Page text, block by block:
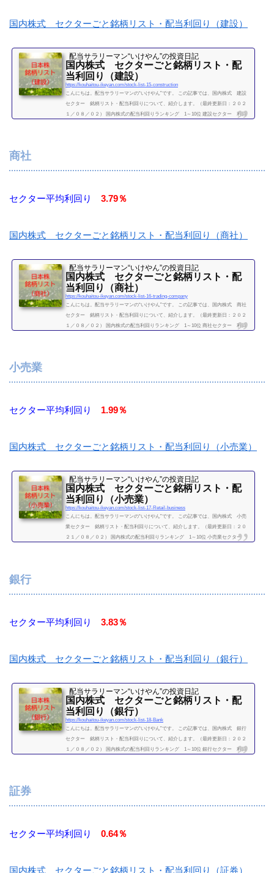
国内株式 セクターごと銘柄リスト・配当利回り（建設）
配当サラリーマン“いけやん”の投資日記 ​
国内株式 セクターごと銘柄リスト・配
当利回り（建設）
https://kouhaitou-ikeyan.com/stock-list-15-construction
こんにちは。配当サラリーマンの“いけやん”です。 この記事では、国内株式 建設
セクター 銘柄リスト・配当利回りについて、紹介します。（最終更新日：２０２
１／０８／０２） 国内株式の配当利回りランキング 1～10位 建設セクター 利回
続きを読む
商社
セクター平均利回り 3.79％
国内株式 セクターごと銘柄リスト・配当利回り（商社）
配当サラリーマン“いけやん”の投資日記 ​
国内株式 セクターごと銘柄リスト・配
当利回り（商社）
https://kouhaitou-ikeyan.com/stock-list-16-trading-company
こんにちは。配当サラリーマンの“いけやん”です。 この記事では、国内株式 商社
セクター 銘柄リスト・配当利回りについて、紹介します。（最終更新日：２０２
１／０８／０２） 国内株式の配当利回りランキング 1～10位 商社セクター 利回
続きを読む
小売業
セクター平均利回り 1.99％
国内株式 セクターごと銘柄リスト・配当利回り（小売業）
配当サラリーマン“いけやん”の投資日記 ​
国内株式 セクターごと銘柄リスト・配
当利回り（小売業）
https://kouhaitou-ikeyan.com/stock-list-17-Retail-business
こんにちは。配当サラリーマンの“いけやん”です。 この記事では、国内株式 小売
業セクター 銘柄リスト・配当利回りについて、紹介します。（最終更新日：２０
２１／０８／０２） 国内株式の配当利回りランキング 1～10位 小売業セクター
続きを読む
銀行
セクター平均利回り 3.83％
国内株式 セクターごと銘柄リスト・配当利回り（銀行）
配当サラリーマン“いけやん”の投資日記 ​
国内株式 セクターごと銘柄リスト・配
当利回り（銀行）
https://kouhaitou-ikeyan.com/stock-list-18-Bank
こんにちは。配当サラリーマンの“いけやん”です。 この記事では、国内株式 銀行
セクター 銘柄リスト・配当利回りについて、紹介します。（最終更新日：２０２
１／０８／０２） 国内株式の配当利回りランキング 1～10位 銀行セクター 利回
続きを読む
証券
セクター平均利回り 0.64％
国内株式 セクターごと銘柄リスト・配当利回り（証券）